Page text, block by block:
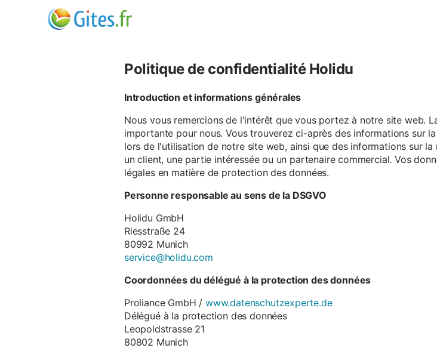
Politique de confidentialité Holidu
Introduction et informations générales
Nous vous remercions de l'intérêt que vous portez à notre site web.
importante pour nous. Vous trouverez ci-après des informations sur
lors de l'utilisation de notre site web, ainsi que des informations sur
un client, une partie intéressée ou un partenaire commercial. Vos
légales en matière de protection des données.
Personne responsable au sens de la DSGVO
Holidu GmbH
Riesstraße 24
80992 Munich
service@holidu.com
Coordonnées du délégué à la protection des données
Proliance GmbH /www.datenschutzexperte.de
Délégué à la protection des données
Leopoldstrasse 21
80802 Munich